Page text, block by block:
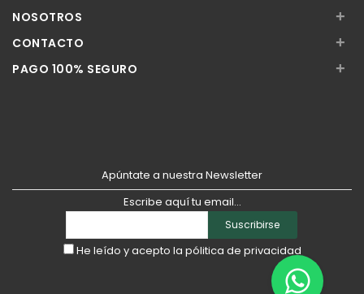
NOSOTROS +
CONTACTO +
PAGO 100% SEGURO +
Apúntate a nuestra Newsletter
Escribe aquí tu email...
Suscribirse
He leído y acepto la pólitica de privacidad